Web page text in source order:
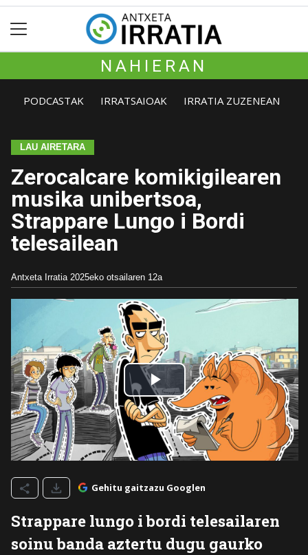
NAHIERAN
PODCASTAK IRRATSAIOAK IRRATIA ZUZENEAN
LAU AIRETARA
Zerocalcare komikigilearen
musika unibertsoa,
Strappare Lungo i Bordi
telesailean
Antxeta Irratia 2025eko otsailaren 12a
Gehitu gaitzazu Googlen
Strappare lungo i bordi telesailaren
soinu banda aztertu dugu gaurko